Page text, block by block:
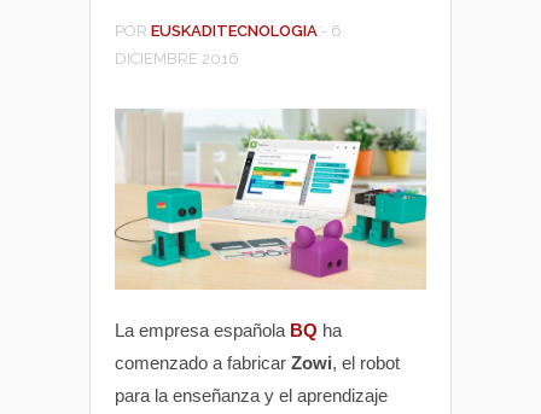
POR EUSKADITECNOLOGIA - 6
DICIEMBRE 2016
La empresa española BQ ha
comenzado a fabricar Zowi, el robot
para la enseñanza y el aprendizaje